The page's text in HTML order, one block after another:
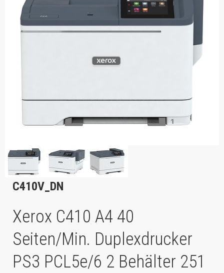
C410V_DN
Xerox C410 A4 40
Seiten/Min. Duplexdrucker
PS3 PCL5e/6 2 Behälter 251